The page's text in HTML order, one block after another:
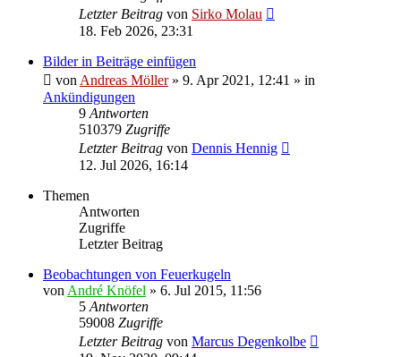
Letzter Beitrag von Sirko Molau
18. Feb 2026, 23:31
Bilder in Beiträge einfügen
von Andreas Möller» 9. Apr 2021, 12:41 » in
Ankündigungen
9 Antworten
510379 Zugriffe
Letzter Beitrag von Dennis Hennig
12. Jul 2026, 16:14
Themen
Antworten
Zugriffe
Letzter Beitrag
Beobachtungen von Feuerkugeln
von André Knöfel » 6. Jul 2015, 11:56
5 Antworten
59008 Zugriffe
Letzter Beitrag von Marcus Degenkolbe